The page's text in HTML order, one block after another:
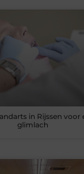
in Rijssen voor
glimlach